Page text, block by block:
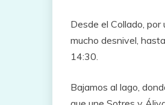
Desde el Collado,
mucho desnivel,
14:30.
Bajamos al lago,